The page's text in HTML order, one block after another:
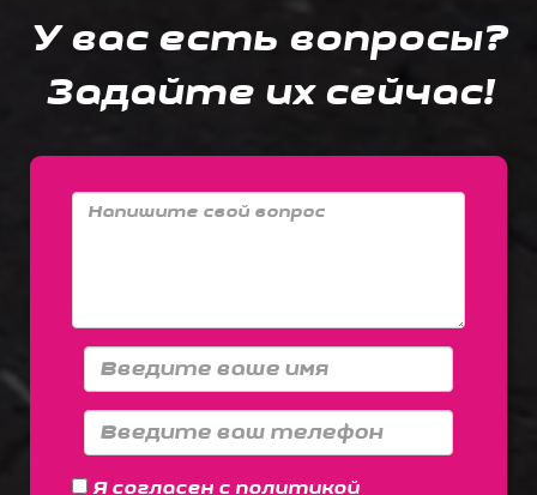
У вас есть вопросы?
Задайте их сейчас!
Я согласен с политикой